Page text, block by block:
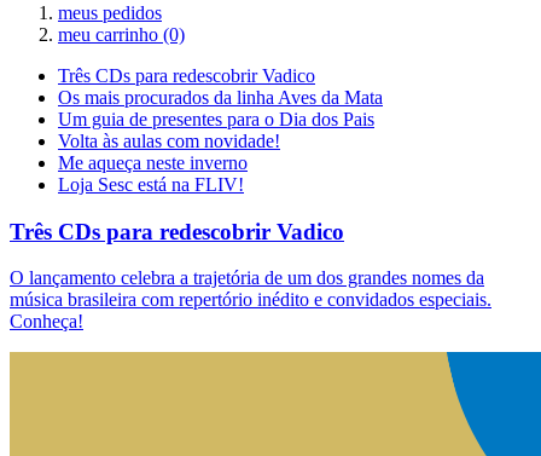
meus pedidos
meu carrinho (0)
Três CDs para redescobrir Vadico
Os mais procurados da linha Aves da Mata
Um guia de presentes para o Dia dos Pais
Volta às aulas com novidade!
Me aqueça neste inverno
Loja Sesc está na FLIV!
Três CDs para redescobrir Vadico
O lançamento celebra a trajetória de um dos grandes nomes da
música brasileira com repertório inédito e convidados especiais.
Conheça!